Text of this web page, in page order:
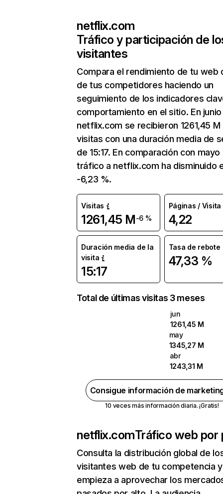
netflix.com
Tráfico y participación de
visitantes
Compara el rendimiento de tu web
de tus competidores haciendo un
seguimiento de los indicadores
comportamiento en el sitio. En junio
netflix.com se recibieron 1261,45 M
visitas con una duración media de
de 15:17. En comparación con mayo
tráfico a netflix.com ha disminuido
-6,23 %.
Visitas
1261,45 M-6 %
Páginas / Visita
4,22
Duración media de la
visita
15:17
Tasa de rebote
47,33 %
Total de últimas visitas 3 meses
jun
1261,45 M
may
1345,27 M
abr
1243,31 M
Consigue información de
10 veces más información diaria. ¡Gratis!
netflix.comTráfico web por
Consulta la distribución global de
visitantes web de tu competencia y
empieza a aprovechar los